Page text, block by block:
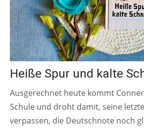
Heiße Spur und kalte
Ausgerechnet heute kommt
Schule und droht damit, seine
verpassen, die Deutschnote noch